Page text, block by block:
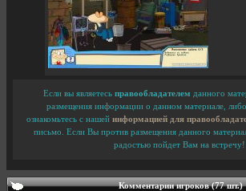
Если вы являетесь правообладателем данного
размещения информации о данном материале,
ознакомьтесь с нашей информацией для
письмо. Если Вы против размещения данного
радостью пойдет Вам на встречу!
Комментарии игроков (77 шт.)